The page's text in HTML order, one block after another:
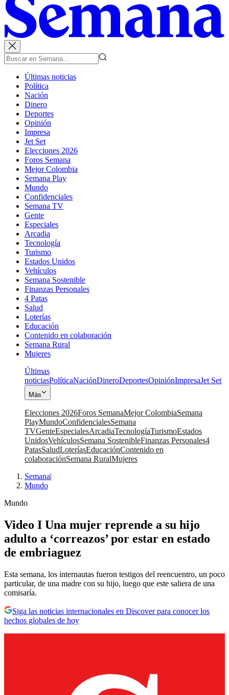
Últimas noticias
Política
Nación
Dinero
Deportes
Opinión
Impresa
Jet Set
Elecciones 2026
Foros Semana
Mejor Colombia
Semana Play
Mundo
Confidenciales
Semana TV
Gente
Especiales
Arcadia
Tecnología
Turismo
Estados Unidos
Vehículos
Semana Sostenible
Finanzas Personales
4 Patas
Salud
Loterías
Educación
Contenido en colaboración
Semana Rural
Mujeres
Últimas
noticiasPolíticaNaciónDineroDeportesOpiniónImpresaJet Set
Más
Elecciones 2026Foros SemanaMejor ColombiaSemana
PlayMundoConfidencialesSemana
TVGenteEspecialesArcadiaTecnologíaTurismoEstados
UnidosVehículosSemana SostenibleFinanzas Personales4
PatasSaludLoteríasEducaciónContenido en
colaboraciónSemana RuralMujeres
Semana|
Mundo
Mundo
Video I Una mujer reprende a su hijo
adulto a ‘correazos’ por estar en estado
de embriaguez
Esta semana, los internautas fueron testigos del reencuentro, un poco
particular, de una madre con su hijo, luego que este saliera de una
comisaría.
Siga las noticias internacionales en Discover para conocer los
hechos globales de hoy